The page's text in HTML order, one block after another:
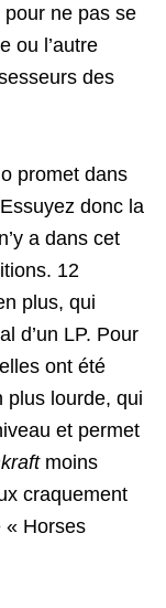
ne pas se
ou l’autre
des
promet dans
donc la
a dans cet
12
plus, qui
d’un LP. Pour
ont été
plus lourde, qui
et permet
moins
craquement
« Horses